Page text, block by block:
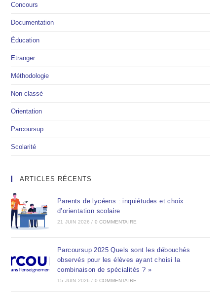
Concours
Documentation
Éducation
Etranger
Méthodologie
Non classé
Orientation
Parcoursup
Scolarité
ARTICLES RÉCENTS
Parents de lycéens : inquiétudes et choix
d’orientation scolaire
21 JUIN 2026 / 0 COMMENTAIRE
Parcoursup 2025 Quels sont les débouchés
observés pour les élèves ayant choisi la
combinaison de spécialités ? »
15 JUIN 2026 / 0 COMMENTAIRE